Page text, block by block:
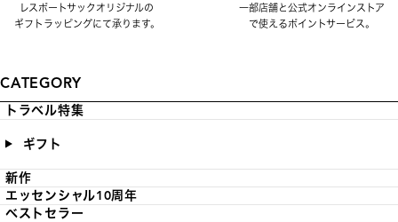
レスポートサックオリジナルの
ギフトラッピングにて承ります。
一部店舗と公式オンラインストア
で使えるポイントサービス。
CATEGORY
トラベル特集
ギフト
新作
エッセンシャル10周年
ベストセラー